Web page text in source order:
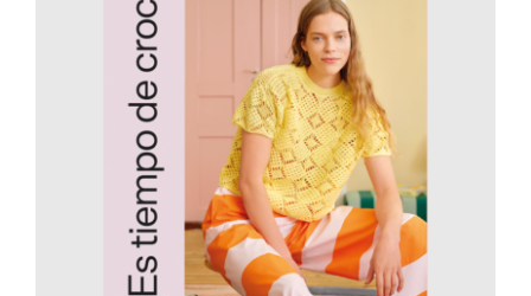
AÑADIR AL CARRITO
/
DETALLES